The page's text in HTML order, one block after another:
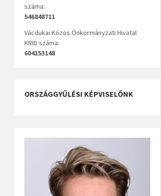
száma:
546848711
Vácdukai Közös Önkormányzati Hivatal
KRID száma:
604153148
ORSZÁGGYŰLÉSI KÉPVISELŐNK